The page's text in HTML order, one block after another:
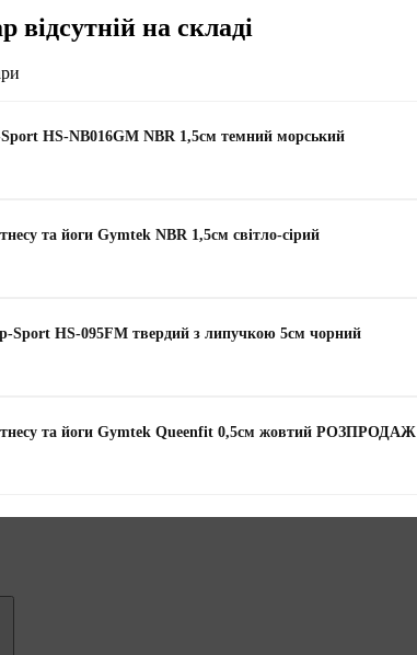
відсутній на складі
HS-NB016GM NBR 1,5см темний морський
та йоги Gymtek NBR 1,5см світло-сірий
Sport HS-095FM твердий з липучкою 5см чорний
та йоги Gymtek Queenfit 0,5см жовтий РОЗПРОДАЖ